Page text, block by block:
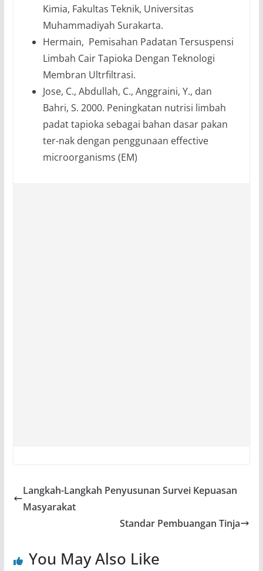
Kimia, Fakultas Teknik, Universitas
Muhammadiyah Surakarta.
Hermain, Pemisahan Padatan Tersuspensi
Limbah Cair Tapioka Dengan Teknologi
Membran Ultrfiltrasi.
Jose, C., Abdullah, C., Anggraini, Y., dan
Bahri, S. 2000. Peningkatan nutrisi limbah
padat tapioka sebagai bahan dasar pakan
ter-nak dengan penggunaan effective
microorganisms (EM)
Langkah-Langkah Penyusunan Survei Kepuasan
Masyarakat
Standar Pembuangan Tinja
You May Also Like